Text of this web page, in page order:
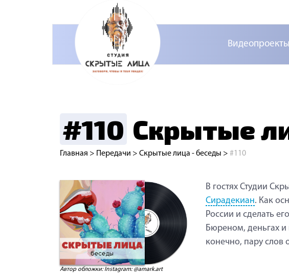
Видеопроекты
#110 Скрытые
Главная > Передачи > Скрытые лица - беседы > #110
Автор обложки: Instagram: @amark.art
В гостях Студии
Сирадекиан. Как
России и сделать
Бюреном, деньгах и
конечно, пару слов